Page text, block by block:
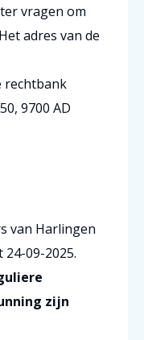
vragen om
adres van de
rechtbank
9700 AD
van Harlingen
09-2025.
zijn